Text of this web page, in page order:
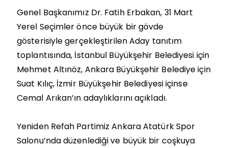
Genel Başkanımız Dr. Fatih Erbakan, 31 Mart
Yerel Seçimler önce büyük bir gövde
gösterisiyle gerçekleştirilen Aday tanıtım
toplantısında, İstanbul Büyükşehir Belediyesi için
Mehmet Altınöz, Ankara Büyükşehir Belediye için
Suat Kılıç, İzmir Büyükşehir Belediyesi içinse
Cemal Arıkan’ın adaylıklarını açıkladı.
Yeniden Refah Partimiz Ankara Atatürk Spor
Salonu’nda düzenlediği ve büyük bir coşkuya